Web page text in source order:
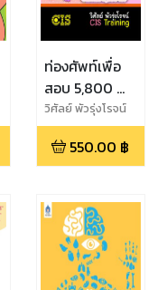
ท่องศัพท์เพื่อ
สอบ 5,800 คำ
(สำหรับ
นักเรียนชั้น
ประถม ถึง
วิศัลย์ พัวรุ่งโรจน์
550.00 ฿